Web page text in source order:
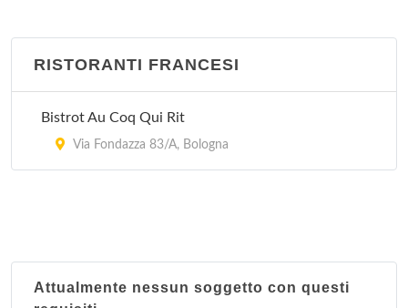
RISTORANTI FRANCESI
Bistrot Au Coq Qui Rit
Via Fondazza 83/A, Bologna
Attualmente nessun soggetto con questi